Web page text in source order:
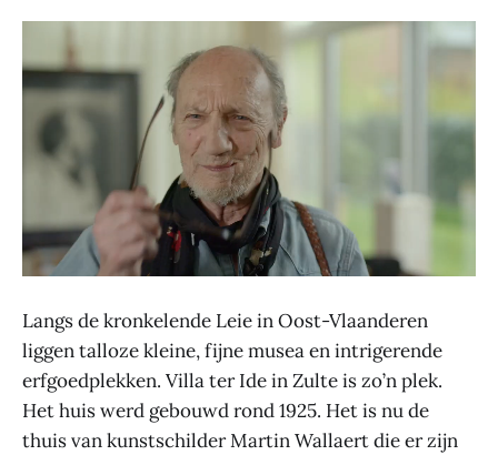
Langs de kronkelende Leie in Oost-Vlaanderen
liggen talloze kleine, fijne musea en intrigerende
erfgoedplekken. Villa ter Ide in Zulte is zo’n plek.
Het huis werd gebouwd rond 1925. Het is nu de
thuis van kunstschilder Martin Wallaert die er zijn